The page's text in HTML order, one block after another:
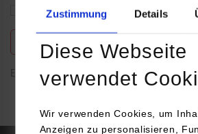
Zustimmung Details
Diese Webseite
verwendet
Wir verwenden Cookies, um
Anzeigen zu personalisieren,
Karte einblenden
freie Plätze anzeigen
Es wurden keine Ergebnisse gefunden